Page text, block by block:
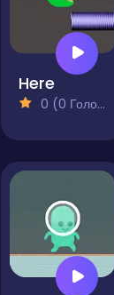
Here
0 (0 Голосів)